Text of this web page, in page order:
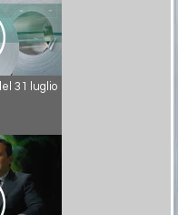
31 luglio